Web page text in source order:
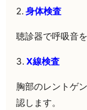
2. 身体検査
聴診器で呼吸音
3. X線検査
胸部のレントゲ
認します。